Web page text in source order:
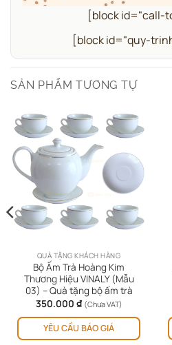
[block id="call-
[block id="quy-
SẢN PHẨM TƯƠNG TỰ
QUÀ TẶNG KHÁCH HÀNG
Bộ Ấm Trà Hoàng Kim
Thương Hiệu VINALY (Mẫu
03) – Quà tặng bộ ấm trà
350.000 ₫ (Chưa VAT)
YÊU CẦU BÁO GIÁ